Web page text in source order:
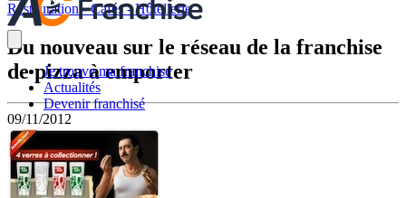
Je trouve ma franchise
Actualités
Devenir franchisé
Restauration - Cafés - Hôtellerie
Du nouveau sur le réseau de la franchise
de pizza à emporter
09/11/2012